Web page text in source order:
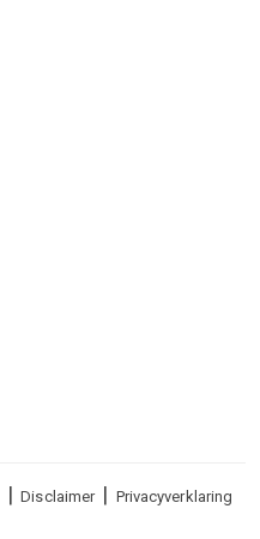
Disclaimer Privacyverklaring